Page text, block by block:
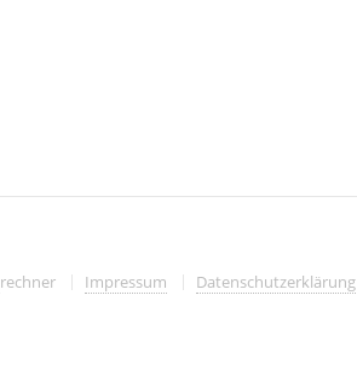
rechner Impressum Datenschutzerklärung